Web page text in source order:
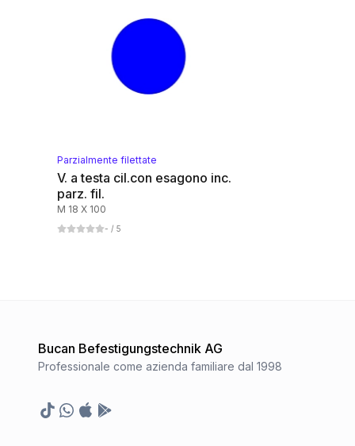
Parzialmente filettate
V. a testa cil.con esagono inc.
parz. fil.
M 18 X 100
- / 5
Bucan Befestigungstechnik AG
Professionale come azienda familiare dal 1998
TikTokWhatsapp
Appstore
Google Play Store